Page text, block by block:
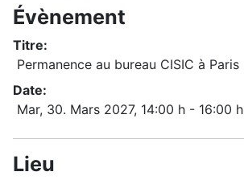
Évènement
Titre:
Permanence au bureau CISIC à Paris
Date:
Mar, 30. Mars 2027, 14:00 h - 16:00 h
Lieu